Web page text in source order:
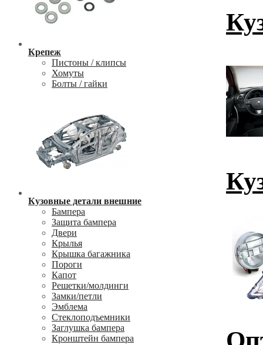
Крепеж
Пистоны / клипсы
Хомуты
Болты / гайки
Кузовные детали внешние
Бампера
Защита бампера
Двери
Крылья
Крышка багажника
Пороги
Капот
Решетки/молдинги
Замки/петли
Эмблема
Стеклоподъемники
Заглушка бампера
Кронштейн бампера